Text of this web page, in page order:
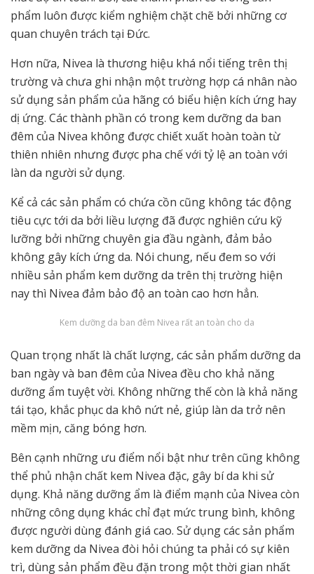
phẩm luôn được kiểm nghiệm chặt chẽ bởi những cơ
quan chuyên trách tại Đức.
Hơn nữa, Nivea là thương hiệu khá nổi tiếng trên thị
trường và chưa ghi nhận một trường hợp cá nhân nào
sử dụng sản phẩm của hãng có biểu hiện kích ứng hay
dị ứng. Các thành phần có trong kem dưỡng da ban
đêm của Nivea không được chiết xuất hoàn toàn từ
thiên nhiên nhưng được pha chế với tỷ lệ an toàn với
làn da người sử dụng.
Kể cả các sản phẩm có chứa cồn cũng không tác động
tiêu cực tới da bởi liều lượng đã được nghiên cứu kỹ
lưỡng bởi những chuyên gia đầu ngành, đảm bảo
không gây kích ứng da. Nói chung, nếu đem so với
nhiều sản phẩm kem dưỡng da trên thị trường hiện
nay thì Nivea đảm bảo độ an toàn cao hơn hẳn.
Kem dưỡng da ban đêm Nivea rất an toàn cho da
Quan trọng nhất là chất lượng, các sản phẩm dưỡng da
ban ngày và ban đêm của Nivea đều cho khả năng
dưỡng ẩm tuyệt vời. Không những thế còn là khả năng
tái tạo, khắc phục da khô nứt nẻ, giúp làn da trở nên
mềm mịn, căng bóng hơn.
Bên cạnh những ưu điểm nổi bật như trên cũng không
thể phủ nhận chất kem Nivea đặc, gây bí da khi sử
dụng. Khả năng dưỡng ẩm là điểm mạnh của Nivea còn
những công dụng khác chỉ đạt mức trung bình, không
được người dùng đánh giá cao. Sử dụng các sản phẩm
kem dưỡng da Nivea đòi hỏi chúng ta phải có sự kiên
trì, dùng sản phẩm đều đặn trong một thời gian nhất